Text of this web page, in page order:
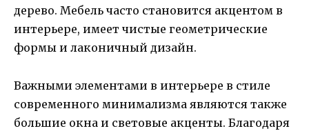
дерево. Мебель часто становится акцентом в
интерьере, имеет чистые геометрические
формы и лаконичный дизайн.
Важными элементами в интерьере в стиле
современного минимализма являются также
большие окна и световые акценты. Благодаря